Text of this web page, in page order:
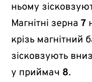
ньому
Магнітні зерна 7
крізь магнітний
зісковзують
у приймач 8.